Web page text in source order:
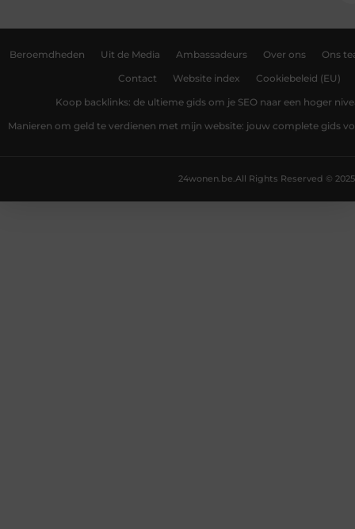
Beroemdheden Uit de Media Ambassadeurs Over ons Ons
Contact Website index Cookiebeleid (EU)
Koop backlinks: de ultieme gids om je SEO naar een hoger
Manieren om geld te verdienen met mijn website: jouw complete gids
All Rights Reserved © 2025
24wonen.be.